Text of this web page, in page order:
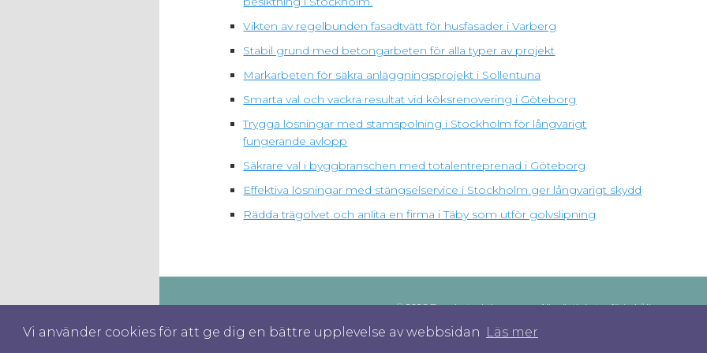
Vi använder cookies för att ge dig en bättre upplevelse av webbsidan Läs mer
Vikten av regelbunden fasadtvätt för husfasader i Varberg
Stabil grund med betongarbeten för alla typer av projekt
Markarbeten för säkra anläggningsprojekt i Sollentuna
Smarta val och vackra resultat vid köksrenovering i Göteborg
Trygga lösningar med stamspolning i Stockholm för långvarigt
fungerande avlopp
Säkrare val i byggbranschen med totalentreprenad i Göteborg
Effektiva lösningar med stängselservice i Stockholm ger långvarigt skydd
Rädda trägolvet och anlita en firma i Täby som utför golvslipning
© 2026 Bygginstruktioner.com. Alla rättigheter förbehållna.